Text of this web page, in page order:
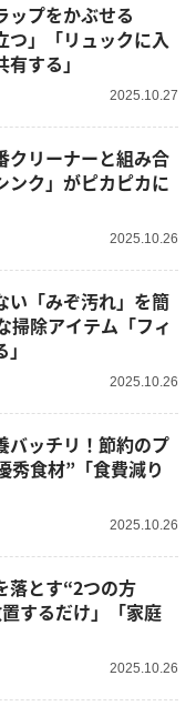
ップをかぶせる
」「リュックに入
する」
2025.10.27
クリーナーと組み合
ンク」がピカピカに
2025.10.26
い「みぞ汚れ」を簡
掃除アイテム「フィ
2025.10.26
バッチリ！節約のプ
秀食材”「食費減り
2025.10.26
落とす“2つの方
するだけ」「家庭
2025.10.26